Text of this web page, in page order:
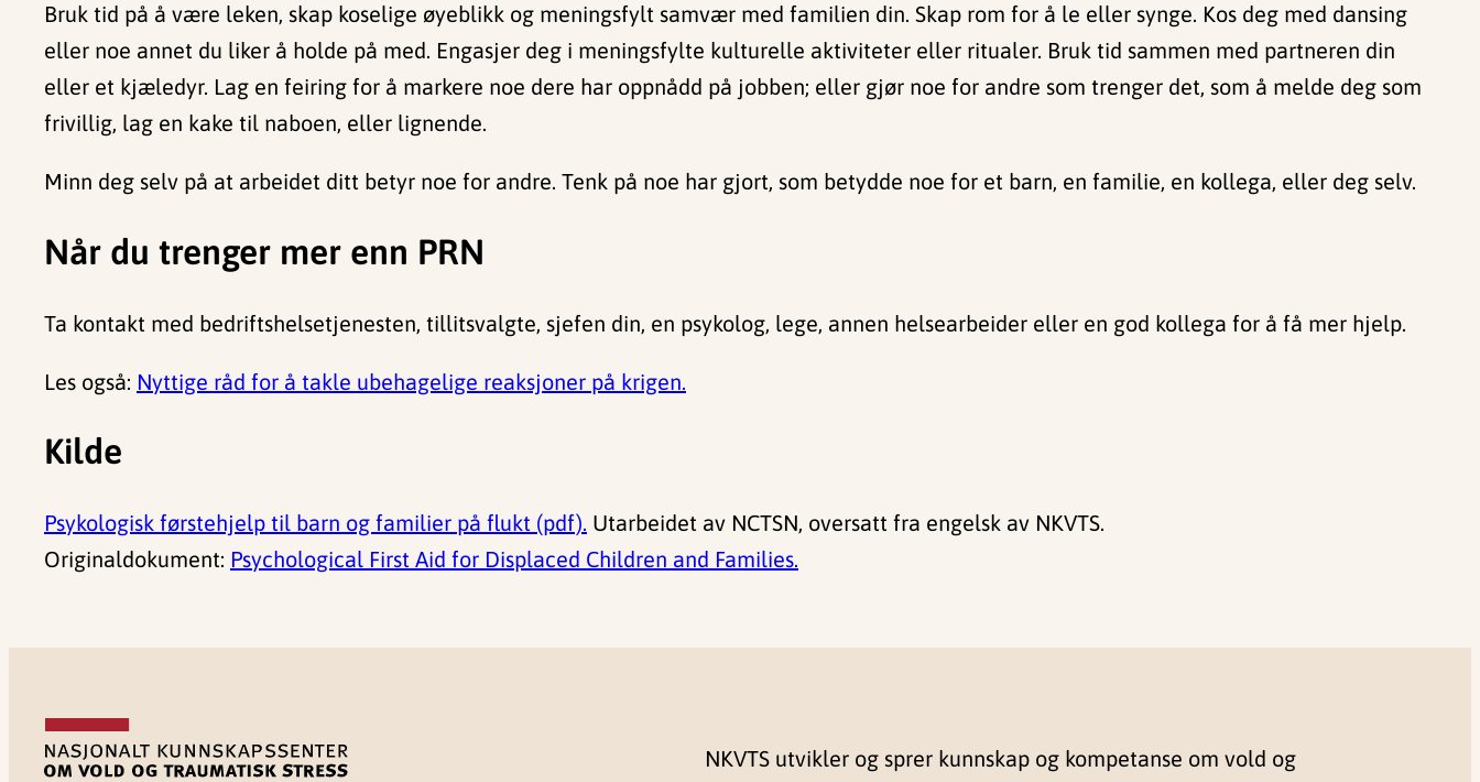
Bruk tid på å være leken, skap koselige øyeblikk og meningsfylt samvær med familien din. Skap rom for å le eller synge. Kos deg med dansing
eller noe annet du liker å holde på med. Engasjer deg i meningsfylte kulturelle aktiviteter eller ritualer. Bruk tid sammen med partneren din
eller et kjæledyr. Lag en feiring for å markere noe dere har oppnådd på jobben; eller gjør noe for andre som trenger det, som å melde deg som
frivillig, lag en kake til naboen, eller lignende.
Minn deg selv på at arbeidet ditt betyr noe for andre. Tenk på noe har gjort, som betydde noe for et barn, en familie, en kollega, eller deg selv.
Når du trenger mer enn PRN
Ta kontakt med bedriftshelsetjenesten, tillitsvalgte, sjefen din, en psykolog, lege, annen helsearbeider eller en god kollega for å få mer hjelp.
Les også: Nyttige råd for å takle ubehagelige reaksjoner på krigen.
Kilde
Psykologisk førstehjelp til barn og familier på flukt (pdf). Utarbeidet av NCTSN, oversatt fra engelsk av NKVTS.
Originaldokument: Psychological First Aid for Displaced Children and Families.
NKVTS utvikler og sprer kunnskap og kompetanse om vold og